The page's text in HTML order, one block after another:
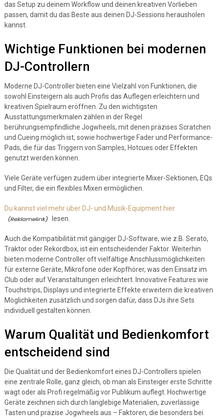
das Setup zu deinem Workflow und deinen kreativen Vorlieben
passen, damit du das Beste aus deinen DJ-Sessions herausholen
kannst.
Wichtige Funktionen bei modernen
DJ-Controllern
Moderne DJ-Controller bieten eine Vielzahl von Funktionen, die
sowohl Einsteigern als auch Profis das Auflegen erleichtern und
kreativen Spielraum eröffnen. Zu den wichtigsten
Ausstattungsmerkmalen zählen in der Regel
berührungsempfindliche Jogwheels, mit denen präzises Scratchen
und Cueing möglich ist, sowie hochwertige Fader und Performance-
Pads, die für das Triggern von Samples, Hotcues oder Effekten
genutzt werden können.
Viele Geräte verfügen zudem über integrierte Mixer-Sektionen, EQs
und Filter, die ein flexibles Mixen ermöglichen.
Du kannst viel mehr über DJ- und Musik-Equipment hier
lesen.
Auch die Kompatibilität mit gängiger DJ-Software, wie z.B. Serato,
Traktor oder Rekordbox, ist ein entscheidender Faktor. Weiterhin
bieten moderne Controller oft vielfältige Anschlussmöglichkeiten
für externe Geräte, Mikrofone oder Kopfhörer, was den Einsatz im
Club oder auf Veranstaltungen erleichtert. Innovative Features wie
Touchstrips, Displays und integrierte Effekte erweitern die kreativen
Möglichkeiten zusätzlich und sorgen dafür, dass DJs ihre Sets
individuell gestalten können.
Warum Qualität und Bedienkomfort
entscheidend sind
Die Qualität und der Bedienkomfort eines DJ-Controllers spielen
eine zentrale Rolle, ganz gleich, ob man als Einsteiger erste Schritte
wagt oder als Profi regelmäßig vor Publikum auflegt. Hochwertige
Geräte zeichnen sich durch langlebige Materialien, zuverlässige
Tasten und präzise Jogwheels aus – Faktoren, die besonders bei